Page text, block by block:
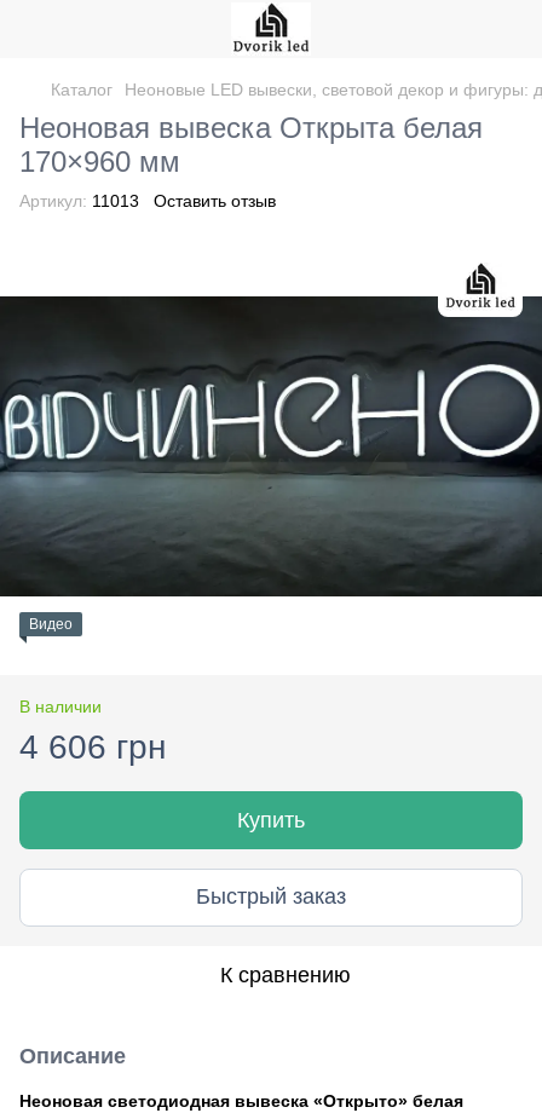
Каталог Неоновые LED вывески, световой декор и фигуры:
Неоновая вывеска Открыта белая
170×960 мм
Артикул: 11013 Оставить отзыв
Видео
В наличии
4 606 грн
Купить
Быстрый заказ
К сравнению
Описание
Неоновая светодиодная вывеска «Открыто» белая